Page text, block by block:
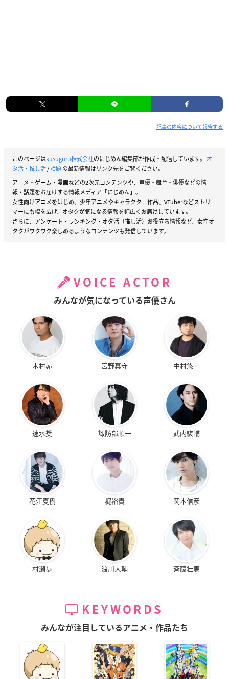
記事の内容について報告する
このページはkusuguru株式会社のにじめん編集部が作成・配信しています。 オ
タ活・推し活/話題の最新情報はリンク先をご覧ください。
アニメ・ゲーム・漫画などの2次元コンテンツや、声優・舞台・俳優などの情
報・話題をお届けする情報メディア「にじめん」。
女性向けアニメをはじめ、少年アニメやキャラクター作品、VTuberなどストリー
マーにも幅を広げ、オタクが気になる情報を幅広くお届けしています。
さらに、アンケート・ランキング・オタ活（推し活）お役立ち情報など、女性オ
タクがワクワク楽しめるようなコンテンツも発信しています。
VOICE ACTOR
みんなが気になっている声優さん
木村昴 宮野真守 中村悠一
速水奨 諏訪部順一 武内駿輔
花江夏樹 梶裕貴 岡本信彦
村瀬歩 浪川大輔 斉藤壮馬
KEYWORDS
みんなが注目しているアニメ・作品たち